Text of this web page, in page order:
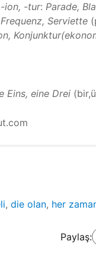
ion, -tur: Parade,
Serviette
Eins, eine Drei
, die olan, her
Paylaş: